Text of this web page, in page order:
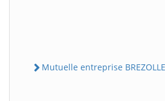
Mutuelle entreprise